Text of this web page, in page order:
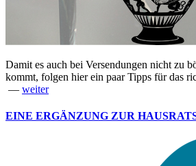
Damit es auch bei Versendungen nicht zu
kommt, folgen hier ein paar Tipps für das
— weiter
EINE ERGÄNZUNG ZUR